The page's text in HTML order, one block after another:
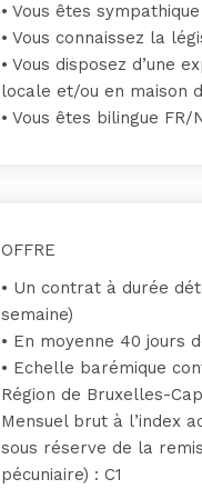
• Vous êtes
• Vous connaissez la
• Vous disposez d’une
locale et/ou en maison
• Vous êtes bilingue FR/
OFFRE
• Un contrat à durée
semaine)
• En moyenne 40 jours
• Echelle barémique
Région de Bruxelles-
Mensuel brut à l’index
sous réserve de la
pécuniaire) : C1